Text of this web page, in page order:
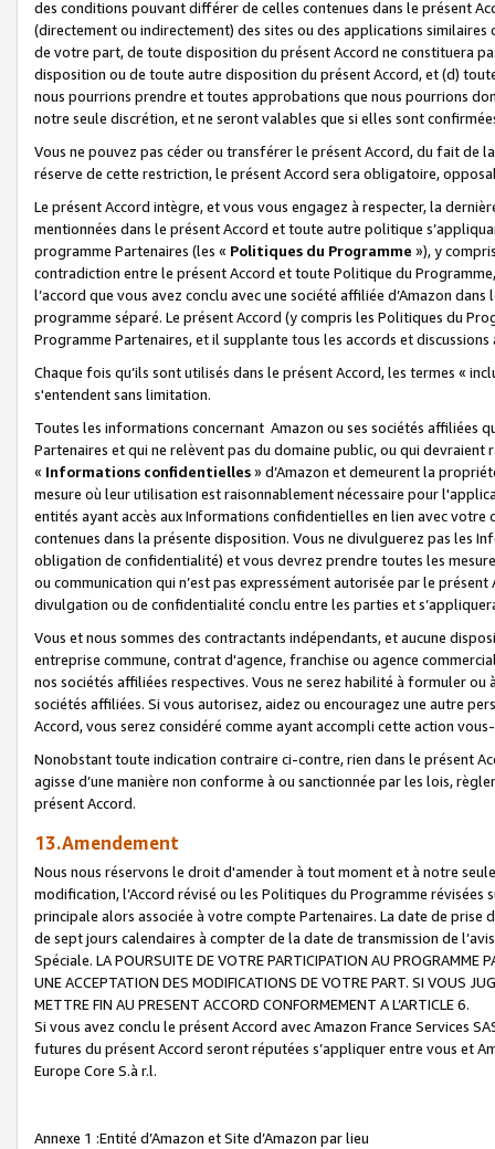
des conditions pouvant différer de celles contenues dans le présent
(directement ou indirectement) des sites ou des applications
de votre part, de toute disposition du présent Accord ne constituera
disposition ou de toute autre disposition du présent Accord, et (d)
nous pourrions prendre et toutes approbations que nous pourrions
notre seule discrétion, et ne seront valables que si elles sont
Vous ne pouvez pas céder ou transférer le présent Accord, du fait de
réserve de cette restriction, le présent Accord sera obligatoire,
Le présent Accord intègre, et vous vous engagez à respecter, la
mentionnées dans le présent Accord et toute autre politique
programme Partenaires (les « Politiques du Programme »), y
contradiction entre le présent Accord et toute Politique du
l’accord que vous avez conclu avec une société affiliée d’Amazon
programme séparé. Le présent Accord (y compris les Politiques du
Programme Partenaires, et il supplante tous les accords et discussions
Chaque fois qu’ils sont utilisés dans le présent Accord, les termes «
s'entendent sans limitation.
Toutes les informations concernant Amazon ou ses sociétés affiliées
Partenaires et qui ne relèvent pas du domaine public, ou qui
« Informations confidentielles» d’Amazon et demeurent la
mesure où leur utilisation est raisonnablement nécessaire pour
entités ayant accès aux Informations confidentielles en lien avec
contenues dans la présente disposition. Vous ne divulguerez pas les
obligation de confidentialité) et vous devrez prendre toutes les
ou communication qui n’est pas expressément autorisée par le
divulgation ou de confidentialité conclu entre les parties et
Vous et nous sommes des contractants indépendants, et aucune
entreprise commune, contrat d'agence, franchise ou agence
nos sociétés affiliées respectives. Vous ne serez habilité à formuler
sociétés affiliées. Si vous autorisez, aidez ou encouragez une autre
Accord, vous serez considéré comme ayant accompli cette action
Nonobstant toute indication contraire ci-contre, rien dans le présent
agisse d’une manière non conforme à ou sanctionnée par les lois,
présent Accord.
13.Amendement
Nous nous réservons le droit d'amender à tout moment et à notre
modification, l’Accord révisé ou les Politiques du Programme
principale alors associée à votre compte Partenaires. La date de
de sept jours calendaires à compter de la date de transmission de
Spéciale. LA POURSUITE DE VOTRE PARTICIPATION AU PROGRAMME
UNE ACCEPTATION DES MODIFICATIONS DE VOTRE PART. SI VOUS
METTRE FIN AU PRESENT ACCORD CONFORMEMENT A L’ARTICLE 6.
Si vous avez conclu le présent Accord avec Amazon France Services
futures du présent Accord seront réputées s’appliquer entre vous et
Europe Core S.à r.l.
Annexe 1 :Entité d’Amazon et Site d’Amazon par lieu